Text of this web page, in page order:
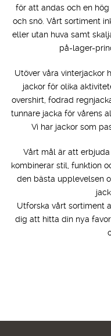
för att andas och en
och snö. Vårt sortiment
eller utan huva samt
på-lager-
Utöver våra vinterjackor
jackor för olika
overshirt, fodrad
tunnare jacka för vårens
Vi har jackor som
Vårt mål är att
kombinerar stil, funktion
den bästa upplevelsen
Utforska vårt sortiment
dig att hitta din nya